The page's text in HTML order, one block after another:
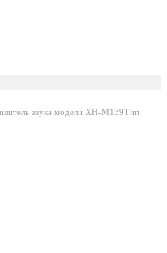
звука модели XH-M139Тип